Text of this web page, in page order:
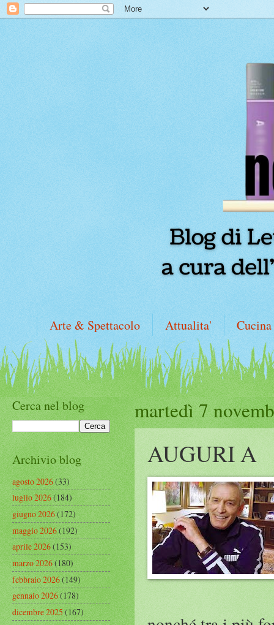
Arte & Spettacolo Attualita' Cucina
martedì 7
AUGURI A
Cerca nel blog
Archivio blog
agosto 2026(33)
luglio 2026(184)
giugno 2026(172)
maggio 2026(192)
aprile 2026(153)
marzo 2026(180)
febbraio 2026(149)
gennaio 2026(178)
dicembre 2025(167)